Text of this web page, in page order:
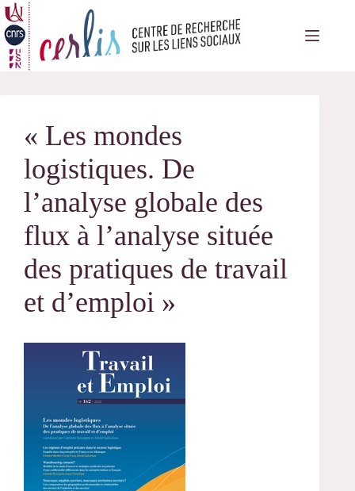
Passer
au
contenu
« Les mondes
logistiques. De
l’analyse globale des
flux à l’analyse située
des pratiques de travail
et d’emploi »